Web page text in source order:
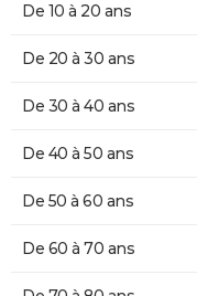
De 10 à 20 ans
De 20 à 30 ans
De 30 à 40 ans
De 40 à 50 ans
De 50 à 60 ans
De 60 à 70 ans